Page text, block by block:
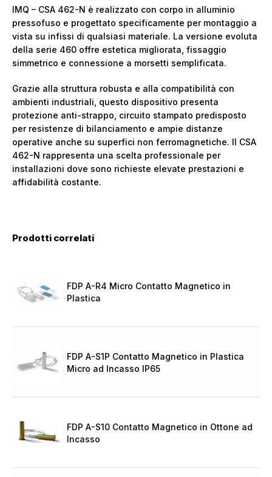
IMQ – CSA 462-N è realizzato con corpo in alluminio
pressofuso e progettato specificamente per montaggio a
vista su infissi di qualsiasi materiale. La versione evoluta
della serie 460 offre estetica migliorata, fissaggio
simmetrico e connessione a morsetti semplificata.
Grazie alla struttura robusta e alla compatibilità con
ambienti industriali, questo dispositivo presenta
protezione anti-strappo, circuito stampato predisposto
per resistenze di bilanciamento e ampie distanze
operative anche su superfici non ferromagnetiche. Il CSA
462-N rappresenta una scelta professionale per
installazioni dove sono richieste elevate prestazioni e
affidabilità costante.
Prodotti correlati
FDP A-R4 Micro Contatto Magnetico in
Plastica
FDP A-S1P Contatto Magnetico in Plastica
Micro ad Incasso IP65
FDP A-S10 Contatto Magnetico in Ottone ad
Incasso